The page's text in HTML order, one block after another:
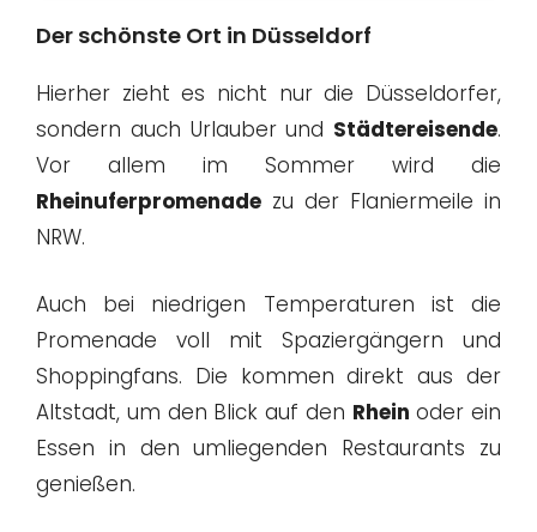
Der schönste Ort in Düsseldorf
Hierher zieht es nicht nur die Düsseldorfer,
sondern auch Urlauber und Städtereisende.
Vor allem im Sommer wird die
Rheinuferpromenade zu der Flaniermeile in
NRW.
Auch bei niedrigen Temperaturen ist die
Promenade voll mit Spaziergängern und
Shoppingfans. Die kommen direkt aus der
Altstadt, um den Blick auf den Rhein oder ein
Essen in den umliegenden Restaurants zu
genießen.